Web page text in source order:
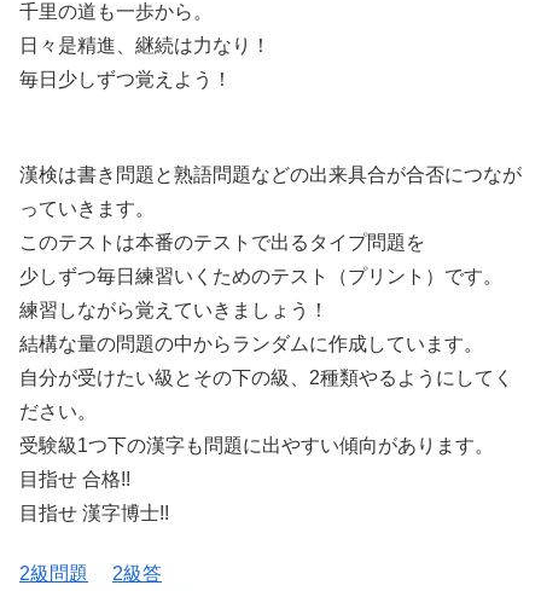
千里の道も一歩から。
日々是精進、継続は力なり！
毎日少しずつ覚えよう！
漢検は書き問題と熟語問題などの出来具合が合否につなが
っていきます。
このテストは本番のテストで出るタイプ問題を
少しずつ毎日練習いくためのテスト（プリント）です。
練習しながら覚えていきましょう！
結構な量の問題の中からランダムに作成しています。
自分が受けたい級とその下の級、2種類やるようにしてく
ださい。
受験級1つ下の漢字も問題に出やすい傾向があります。
目指せ 合格!!
目指せ 漢字博士!!
2級問題
2級答